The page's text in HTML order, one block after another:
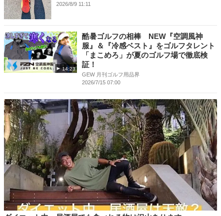
2026/8/9 11:11
14:23
酷暑ゴルフの相棒 NEW『空調風神
服』＆『冷感ベスト』をゴルフタレント
「まこめろ」が夏のゴルフ場で徹底検
証！
GEW 月刊ゴルフ用品界
2026/7/15 07:00